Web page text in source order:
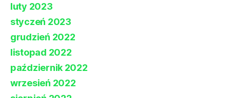
luty 2023
styczeń 2023
grudzień 2022
listopad 2022
październik 2022
wrzesień 2022